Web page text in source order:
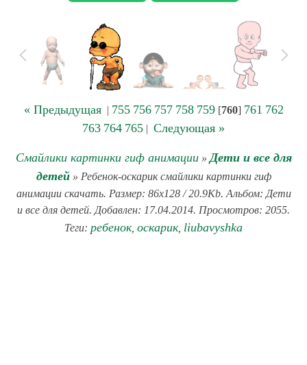
« Предыдущая| 755 756 757 758 759[760] 761 762
763 764 765 | Следующая »
Смайлики картинки гиф анимации» Дети и все для
детей» Ребенок-оскарик смайлики картинки гиф
анимации скачать. Размер: 86x128 / 20.9Kb. Альбом: Дети
и все для детей. Добавлен: 17.04.2014. Просмотров: 2055.
Теги: ребенок, оскарик, liubavyshka